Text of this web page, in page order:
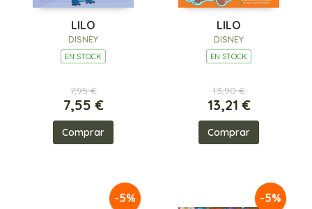
LILO
DISNEY
EN STOCK
7,95 €
7,55 €
Comprar
LILO
DISNEY
EN STOCK
13,90 €
13,21 €
Comprar
-5% -5%